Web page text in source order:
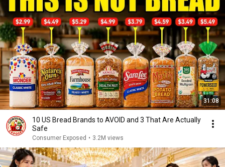
31:08
10 US Bread Brands to AVOID and 3 That Are Actually
Safe
Consumer Exposed • 3.2M views